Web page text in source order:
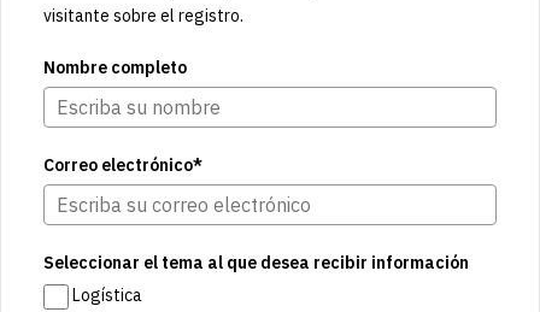
visitante sobre el registro.
Nombre completo
Correo electrónico*
Seleccionar el tema al que desea recibir información
Logística